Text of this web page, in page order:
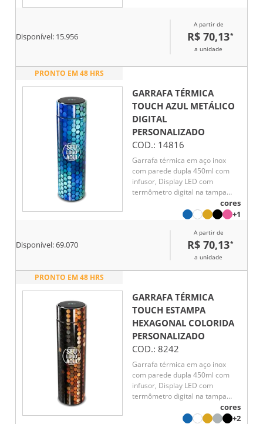
Disponível: 15.956
A partir de
R$ 70,13*
a unidade
PRONTO EM 48 HRS
GARRAFA TÉRMICA
TOUCH AZUL METÁLICO
DIGITAL
PERSONALIZADO
COD.: 14816
Garrafa térmica em aço inox
com parede dupla 450ml com
infusor, Display LED com
termômetro digital na tampa
para indicar a temperatura do
líquido, Conserva líquido quente
cores
+1
Disponível:69.070
A partir de
R$ 70,13*
a unidade
PRONTO EM 48 HRS
GARRAFA TÉRMICA
TOUCH ESTAMPA
HEXAGONAL COLORIDA
PERSONALIZADO
COD.: 8242
Garrafa térmica em aço inox
com parede dupla 450ml com
infusor, Display LED com
termômetro digital na tampa
para indicar a temperatura do
líquido, Conserva líquido quente
cores
+2